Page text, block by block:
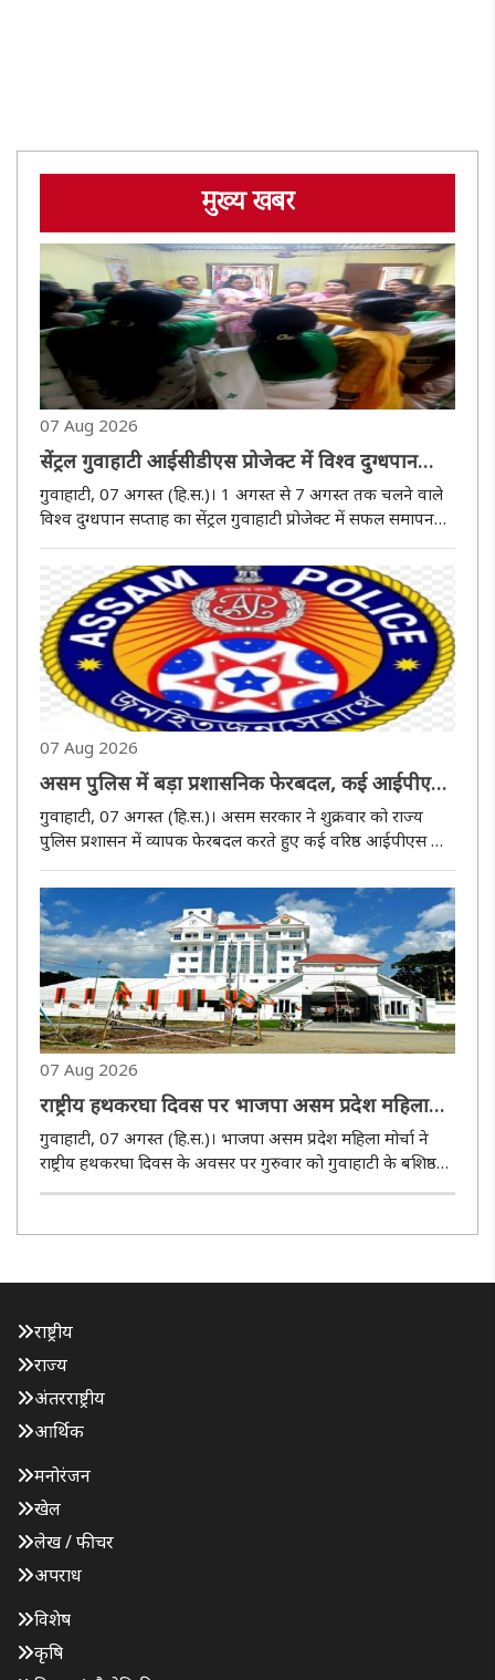
मुख्य खबर
07 Aug 2026
सेंट्रल गुवाहाटी आईसीडीएस प्रोजेक्ट में विश्व दुग्धपान
सप्ताह का सफल समापन
गुवाहाटी, 07 अगस्त (हि.स.)। 1 अगस्त से 7 अगस्त तक चलने वाले
विश्व दुग्धपान सप्ताह का सेंट्रल गुवाहाटी प्रोजेक्ट में सफल समापन
हुआ। पूरे असम के साथ-साथ गुवाहाटी के महिला एवं बाल विकास
विभाग के अधीनस्थ विभिन्न सर्किलों में इस दौरान अलग-अलग
कार्यक्रम..
07 Aug 2026
असम पुलिस में बड़ा प्रशासनिक फेरबदल, कई आईपीएस
और एपीएस अधिकारियों के तबादले व पदोन्नति
गुवाहाटी, 07 अगस्त (हि.स.)। असम सरकार ने शुक्रवार को राज्य
पुलिस प्रशासन में व्यापक फेरबदल करते हुए कई वरिष्ठ आईपीएस और
एपीएस अधिकारियों के तबादले, पदस्थापन और पदोन्नति के आदेश
जारी किए। जारी अधिसूचना के अनुसार, रत्ना सिंघा को पुलिस
महानिरीक्षक ..
07 Aug 2026
राष्ट्रीय हथकरघा दिवस पर भाजपा असम प्रदेश महिला
मोर्चा ने किया हस्तकरघा विरासत का सम्मान
गुवाहाटी, 07 अगस्त (हि.स.)। भाजपा असम प्रदेश महिला मोर्चा ने
राष्ट्रीय हथकरघा दिवस के अवसर पर गुरुवार को गुवाहाटी के बशिष्ठ
स्थित अटल बिहारी वाजपेयी भवन में विभिन्न कार्यक्रमों का आयोजन
..
राष्ट्रीय
राज्य
अंतरराष्ट्रीय
आर्थिक
मनोरंजन
खेल
लेख / फीचर
अपराध
विशेष
कृषि